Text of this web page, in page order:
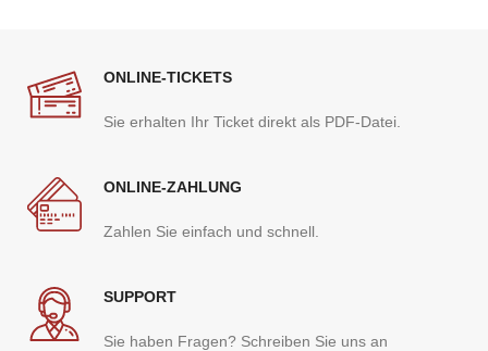
ONLINE-TICKETS
Sie erhalten Ihr Ticket direkt als PDF-Datei.
ONLINE-ZAHLUNG
Zahlen Sie einfach und schnell.
SUPPORT
Sie haben Fragen? Schreiben Sie uns an